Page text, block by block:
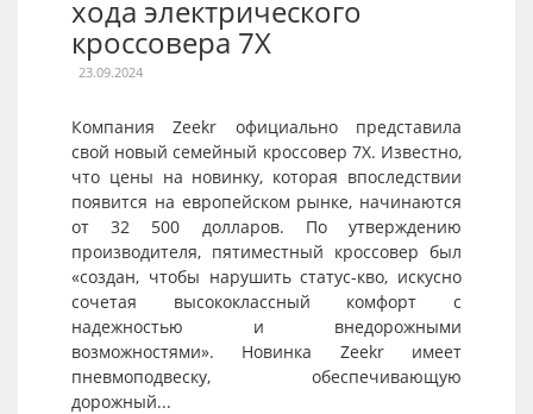
хода электрического
кроссовера 7X
23.09.2024
Компания Zeekr официально представила
свой новый семейный кроссовер 7X. Известно,
что цены на новинку, которая впоследствии
появится на европейском рынке, начинаются
от 32 500 долларов. По утверждению
производителя, пятиместный кроссовер был
«создан, чтобы нарушить статус-кво, искусно
сочетая высококлассный комфорт с
надежностью и внедорожными
возможностями». Новинка Zeekr имеет
пневмоподвеску, обеспечивающую
дорожный...